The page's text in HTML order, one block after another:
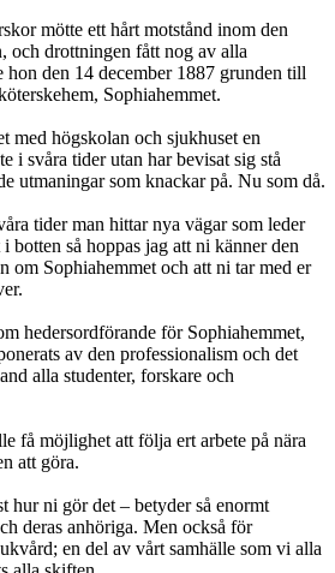
mötte ett hårt motstånd inom den
och drottningen fått nog av alla
hon den 14 december 1887 grunden till
Sophiahemmet.
med högskolan och sjukhuset en
i svåra tider utan har bevisat sig stå
utmaningar som knackar på. Nu som då.
tider man hittar nya vägar som leder
botten så hoppas jag att ni känner den
om Sophiahemmet och att ni tar med er
hedersordförande för Sophiahemmet,
av den professionalism och det
alla studenter, forskare och
få möjlighet att följa ert arbete på nära
att göra.
hur ni gör det – betyder så enormt
deras anhöriga. Men också för
en del av vårt samhälle som vi alla